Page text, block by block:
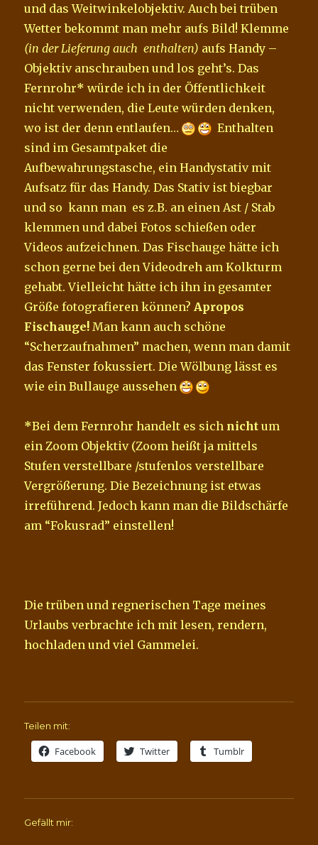
und das Weitwinkelobjektiv. Auch bei trüben
Wetter bekommt man mehr aufs Bild! Klemme
(in der Lieferung auch enthalten) aufs Handy –
Objektiv anschrauben und los geht’s. Das
Fernrohr* würde ich in der Öffentlichkeit
nicht verwenden, die Leute würden denken,
wo ist der denn entlaufen…
Enthalten
sind im Gesamtpaket die
Aufbewahrungstasche, ein Handystativ mit
Aufsatz für das Handy. Das Stativ ist biegbar
und so kann man es z.B. an einen Ast / Stab
klemmen und dabei Fotos schießen oder
Videos aufzeichnen. Das Fischauge hätte ich
schon gerne bei den Videodreh am Kolkturm
gehabt. Vielleicht hätte ich ihn in gesamter
Größe fotografieren können? Apropos
Fischauge! Man kann auch schöne
“Scherzaufnahmen” machen, wenn man damit
das Fenster fokussiert. Die Wölbung lässt es
wie ein Bullauge aussehen
*Bei dem Fernrohr handelt es sich nicht um
ein Zoom Objektiv (Zoom heißt ja mittels
Stufen verstellbare /stufenlos verstellbare
Vergrößerung. Die Bezeichnung ist etwas
irreführend. Jedoch kann man die Bildschärfe
am “Fokusrad” einstellen!
Die trüben und regnerischen Tage meines
Urlaubs verbrachte ich mit lesen, rendern,
hochladen und viel Gammelei.
Teilen mit:
Facebook Twitter Tumblr
Gefällt mir: